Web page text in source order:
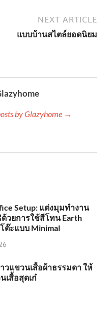
NEXT ARTICLE
แบบบ้านสไตล์ยอดนิยม
by Glazyhome →
Setup: แต่งมุมทำงาน
วยการใช้สีโทน Earth
ต๊ะแบบ Minimal
าวแขวนเสื้อผ้าธรรมดา ให้
เสื้อสุดเก๋